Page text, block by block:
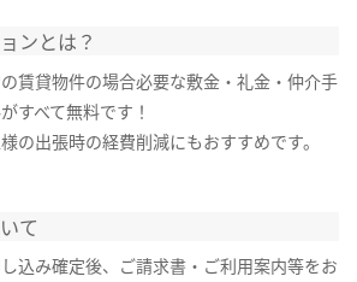
ンとは？
賃貸物件の場合必要な敷金・礼金・仲介手
すべて無料です！
の出張時の経費削減にもおすすめです。
て
込み確定後、ご請求書・ご利用案内等をお